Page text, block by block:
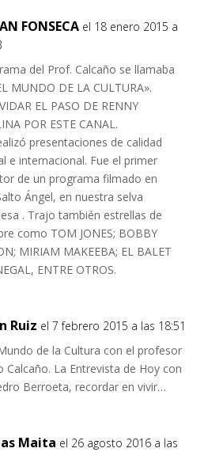
FONSECA el 18 enero 2015 a
del Prof. Calcaño se llamaba
MUNDO DE LA CULTURA».
EL PASO DE RENNY
POR ESTE CANAL.
presentaciones de calidad
e internacional. Fue el primer
de un programa filmado en
Ángel, en nuestra selva
. Trajo también estrellas de
como TOM JONES; BOBBY
MIRIAM MAKEEBA; EL BALET
ENTRE OTROS.
Ruiz el 7 febrero 2015 a las 18:51
de la Cultura con el profesor
Calcaño. La Entrevista de Hoy con
Berroeta, recordar en vivir…
Maita el 26 agosto 2016 a las